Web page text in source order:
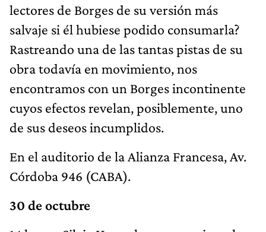
lectores de Borges de su versión más
salvaje si él hubiese podido consumarla?
Rastreando una de las tantas pistas de su
obra todavía en movimiento, nos
encontramos con un Borges incontinente
cuyos efectos revelan, posiblemente, uno
de sus deseos incumplidos.
En el auditorio de la Alianza Francesa, Av.
Córdoba 946 (CABA).
30 de octubre